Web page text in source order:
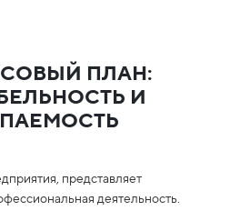
ПЛАН:
И
представляет
деятельность.